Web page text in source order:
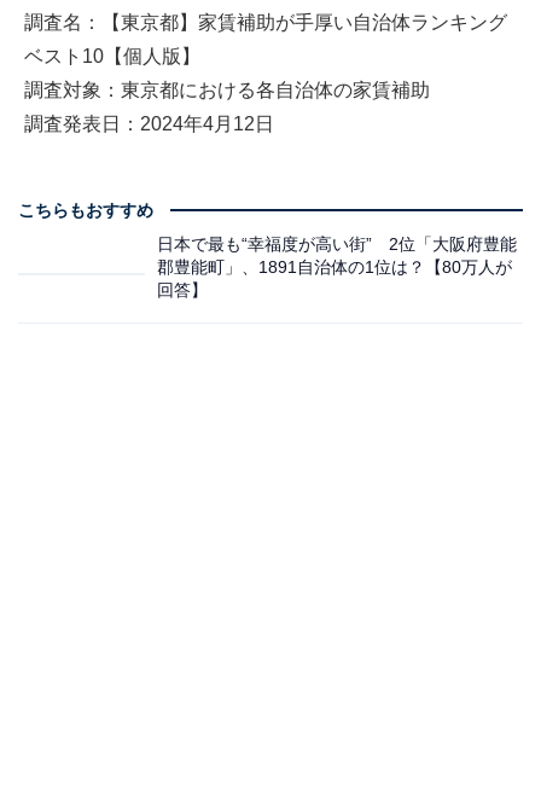
調査名：【東京都】家賃補助が手厚い自治体ランキング
ベスト10【個人版】
調査対象：東京都における各自治体の家賃補助
調査発表日：2024年4月12日
こちらもおすすめ
日本で最も“幸福度が高い街” 2位「大阪府豊能
郡豊能町」、1891自治体の1位は？【80万人が
回答】